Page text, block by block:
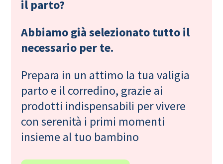
il parto?
Abbiamo già selezionato tutto il
necessario per te.
Prepara in un attimo la tua valigia
parto e il corredino, grazie ai
prodotti indispensabili per vivere
con serenità i primi momenti
insieme al tuo bambino